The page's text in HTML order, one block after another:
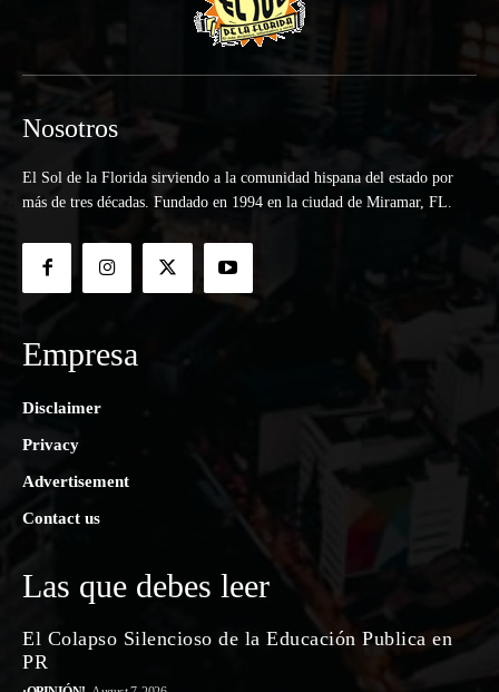
Nosotros
El Sol de la Florida sirviendo a la comunidad hispana del estado por
más de tres décadas. Fundado en 1994 en la ciudad de Miramar, FL.
Empresa
Disclaimer
Privacy
Advertisement
Contact us
Las que debes leer
El Colapso Silencioso de la Educación Publica en
PR